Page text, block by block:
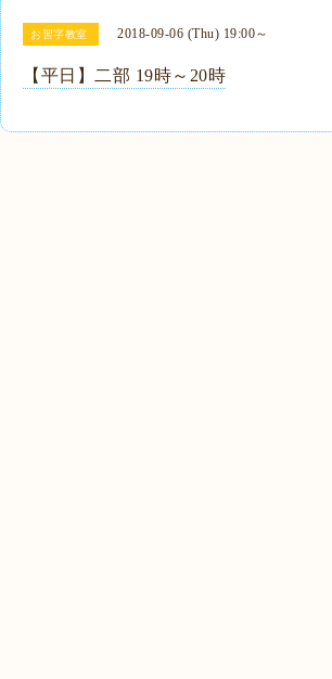
お習字教室 2018-09-06 (Thu) 19:00～
【平日】二部 19時～20時